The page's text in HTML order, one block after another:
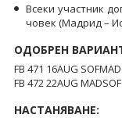
Всеки участник
човек (Мадрид –
ОДОБРЕН
FB 471 16AUG
FB 472 22AUG
НАСТАНЯВАНЕ: